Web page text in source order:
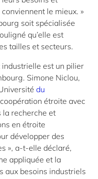
le mieux. »
soit spécialisée
qu’elle est
tailles et secteurs.
est un pilier
Simone Niclou,
du
étroite avec
la recherche et
en étroite
développer des
», a-t-elle déclaré,
appliquée et la
aux besoins industriels